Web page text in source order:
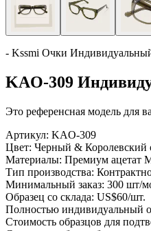
- Kssmi Очки
KAO-309
Это референсная модель для
Артикул: KAO-309
Цвет: Черный &
Материалы: Премиум ацетат
Тип производства:
Минимальный заказ: 300 шт/
Образец со склада: US$60/шт.
Полностью индивидуальный
Стоимость образцов для